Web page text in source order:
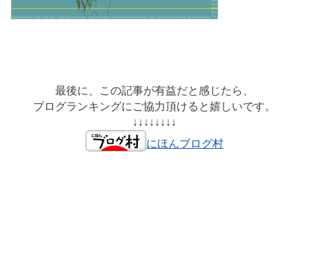
最後に、この記事が有益だと感じたら、
ブログランキングにご協力頂けると嬉しいです。
↓↓↓↓↓↓↓↓
にほんブログ村